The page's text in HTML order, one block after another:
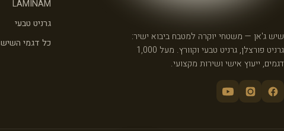
שיש ג'אן — משטחי יוקרה למטבח ביבוא ישיר:
גרניט פורצלן, גרניט טבעי וקוורץ. מעל 1,000
דגמים, ייעוץ אישי ושירות מקצועי.
LAMINAM
גרניט טבעי
כל דגמי השיש